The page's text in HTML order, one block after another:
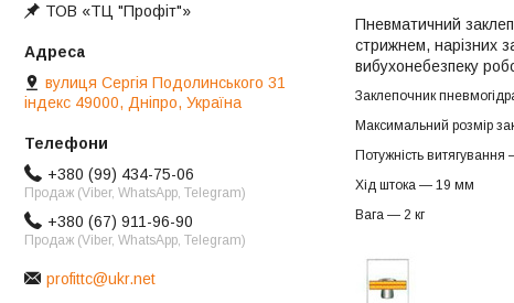
Пневматичний
стрижнем, нарізних
вибухонебезпеку
Заклепочник
Максимальний розмір
Потужність витягування
Хід штока — 19 мм
Вага — 2 кг
ТОВ «ТЦ "Профіт"»
вулиця Сергія Подолинського 31
індекс 49000, Дніпро, Україна
+380 (99) 434-75-06
Продаж (Viber, WhatsApp, Telegram)
+380 (67) 911-96-90
Продаж (Viber, WhatsApp, Telegram)
profittc@ukr.net